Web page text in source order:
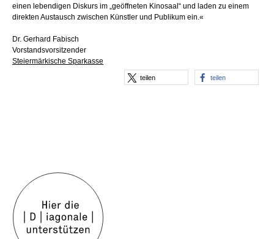
einen lebendigen Diskurs im „geöffneten Kinosaal“ und laden zu einem
direkten Austausch zwischen Künstler und Publikum ein.«
Dr. Gerhard Fabisch
Vorstandsvorsitzender
Steiermärkische Sparkasse
teilen teilen